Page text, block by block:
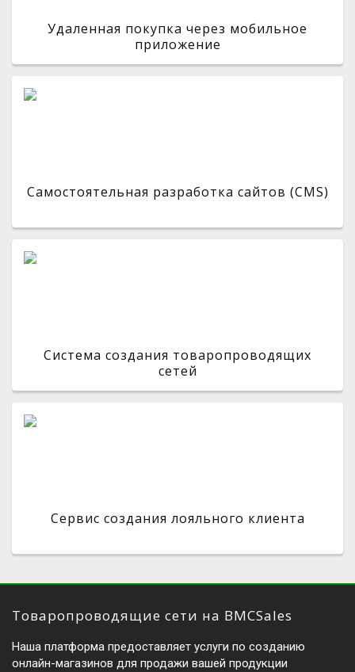
Удаленная покупка через мобильное
приложение
Самостоятельная разработка сайтов (CMS)
Система создания товаропроводящих
сетей
Сервис создания лояльного клиента
Товаропроводящие сети на BMCSales
Наша платформа предоставляет услуги по созданию
онлайн-магазинов для продажи вашей продукции